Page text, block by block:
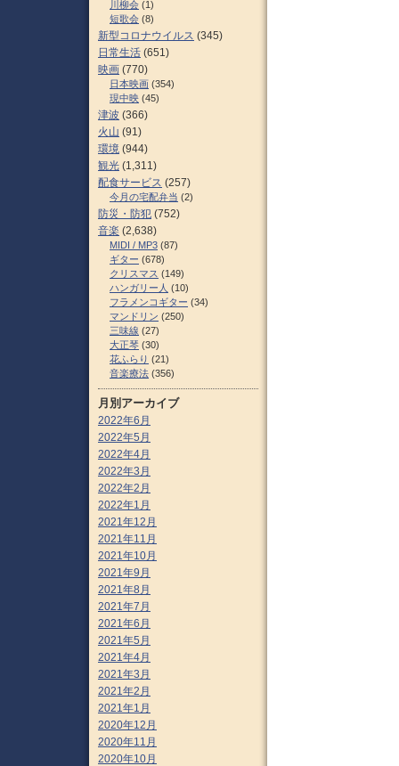
川柳会 (1)
短歌会 (8)
新型コロナウイルス (345)
日常生活 (651)
映画 (770)
日本映画 (354)
現中映 (45)
津波 (366)
火山 (91)
環境 (944)
観光 (1,311)
配食サービス (257)
今月の宅配弁当 (2)
防災・防犯 (752)
音楽 (2,638)
MIDI / MP3 (87)
ギター (678)
クリスマス (149)
ハンガリー人 (10)
フラメンコギター (34)
マンドリン (250)
三味線 (27)
大正琴 (30)
花ふらり (21)
音楽療法 (356)
月別アーカイブ
2022年6月
2022年5月
2022年4月
2022年3月
2022年2月
2022年1月
2021年12月
2021年11月
2021年10月
2021年9月
2021年8月
2021年7月
2021年6月
2021年5月
2021年4月
2021年3月
2021年2月
2021年1月
2020年12月
2020年11月
2020年10月